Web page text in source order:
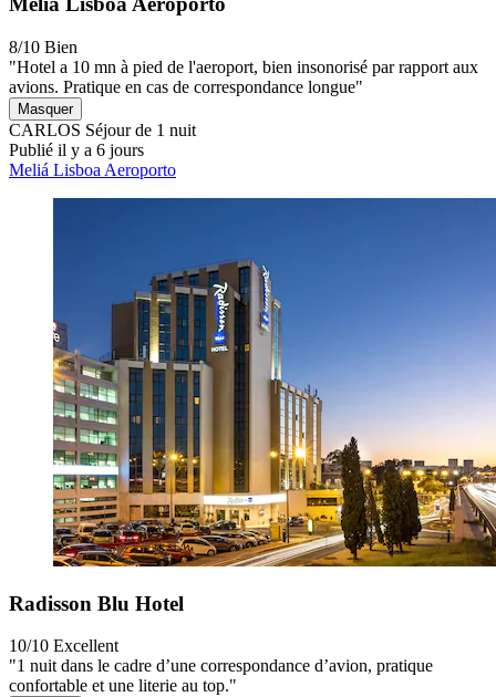
8/10 Bien
"Hotel a 10 mn à pied de l'aeroport, bien insonorisé par rapport aux
avions. Pratique en cas de correspondance longue"
Masquer
CARLOS Séjour de 1 nuit
Publié il y a 6 jours
Meliá Lisboa Aeroporto
Radisson Blu Hotel
10/10 Excellent
"1 nuit dans le cadre d’une correspondance d’avion, pratique
confortable et une literie au top."